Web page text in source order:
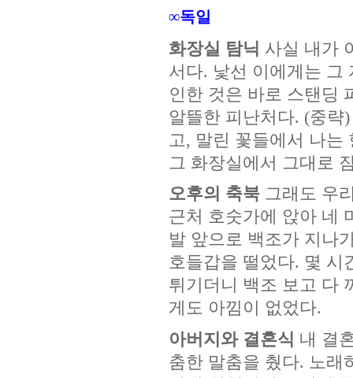
∞독일
화장실 탐닉 사실 내가
서다. 낯선 이에게는 그
인한 것은 바로 스탠딩
알뜰한 피난처다. (중략
고, 말린 꽃들에서 나는
그 화장실에서 그대로
오후의 축북 그래도 우
근처 호숫가에 앉아 네
발 앞으로 백조가 지나
호들갑을 떨었다. 몇 시
튀기더니 백조 보고 다
게도 아낌이 없었다.
아버지와 결혼식 내 결
춤한 말춤을 췄다. 노래